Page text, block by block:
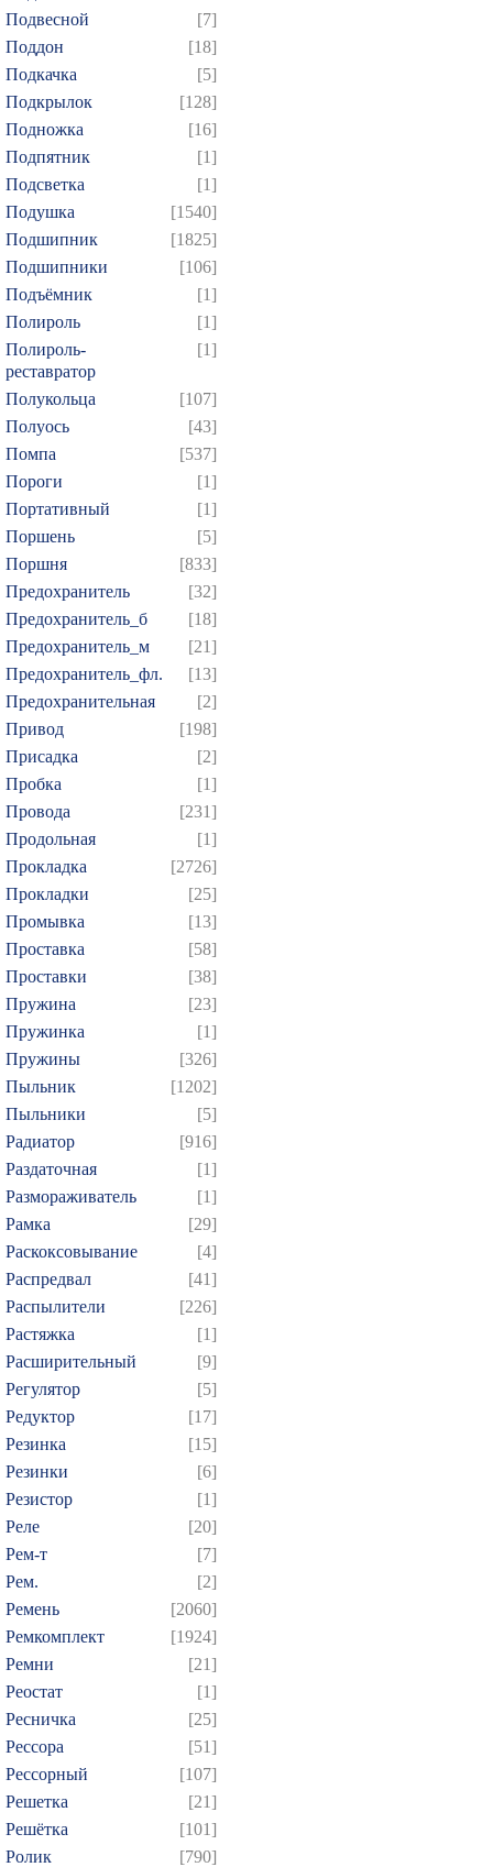
Подвесной
[7]
Поддон
[18]
Подкачка
[5]
Подкрылок
[128]
Подножка
[16]
Подпятник
[1]
Подсветка
[1]
Подушка
[1540]
Подшипник
[1825]
Подшипники
[106]
Подъёмник
[1]
Полироль
[1]
Полироль-
реставратор
[1]
Полукольца
[107]
Полуось
[43]
Помпа
[537]
Пороги
[1]
Портативный
[1]
Поршень
[5]
Поршня
[833]
Предохранитель
[32]
Предохранитель_б
[18]
Предохранитель_м
[21]
Предохранитель_фл.
[13]
Предохранительная
[2]
Привод
[198]
Присадка
[2]
Пробка
[1]
Провода
[231]
Продольная
[1]
Прокладка
[2726]
Прокладки
[25]
Промывка
[13]
Проставка
[58]
Проставки
[38]
Пружина
[23]
Пружинка
[1]
Пружины
[326]
Пыльник
[1202]
Пыльники
[5]
Радиатор
[916]
Раздаточная
[1]
Размораживатель
[1]
Рамка
[29]
Раскоксовывание
[4]
Распредвал
[41]
Распылители
[226]
Растяжка
[1]
Расширительный
[9]
Регулятор
[5]
Редуктор
[17]
Резинка
[15]
Резинки
[6]
Резистор
[1]
Реле
[20]
Рем-т
[7]
Рем.
[2]
Ремень
[2060]
Ремкомплект
[1924]
Ремни
[21]
Реостат
[1]
Ресничка
[25]
Рессора
[51]
Рессорный
[107]
Решетка
[21]
Решётка
[101]
Ролик
[790]